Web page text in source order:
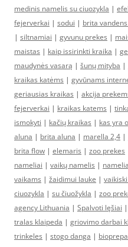
medinis namelis su ciuozykla |
fejerverkai | sodui | brita
| siltnamiai | gyvunu prekes |
maistas | kaip issirinkti kraika |
maudynės vasarą | šunų mityba |
kraikas katėms | gyvūnams
geriausias kraikas | akcija
fejerverkai | kraikas katems |
ismokyti | kačių kraikas | kas yra
aluna | brita aluna | marella 2,4 |
brita flow | elemaris | zoo prekes
nameliai | vaikų namelis |
vaikams | žaidimui lauke |
ciuozykla | su čiuožykla | zoo
agency Lithuania | Spalvoti lęšiai |
tralas klaipeda | griovimo darbai
trinkeles | stogo danga |